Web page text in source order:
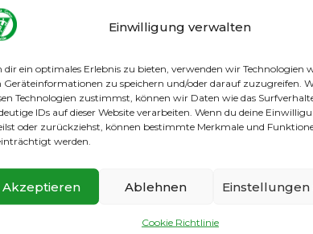
Einwilligung verwalten
dir ein optimales Erlebnis zu bieten, verwenden wir Technologien
Geräteinformationen zu speichern und/oder darauf zuzugreifen.
Technologien zustimmst, können wir Daten wie das
IDs auf dieser Website verarbeiten. Wenn du deine
oder zurückziehst, können bestimmte Merkmale und
werden.
Akzeptieren Ablehnen Einstellungen
Cookie Richtlinie
Berlinligamannschaft.
Bis zur 75. Minute
ganz fest an das erste Erfolgserlebnis. Doch
schmerzhafte Gegentore hinnehmen.
war, unserem jungen Team
Datenschutz|Cookie Richtlinie